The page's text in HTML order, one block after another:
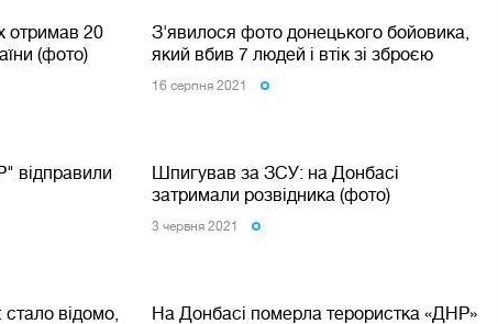
отримав 20
(фото)
З'явилося фото донецького бойовика,
який вбив 7 людей і втік зі зброєю
16 серпня 2021
відправили
Шпигував за ЗСУ: на Донбасі
затримали розвідника (фото)
3 червня 2021
відомо,
На Донбасі померла терористка «ДНР»